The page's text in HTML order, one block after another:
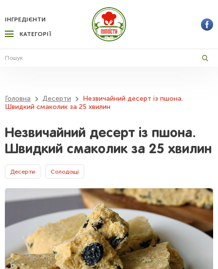
КАТЕГОРІЇ
ІНГРЕДІЄНТИ
Головна Десерти
Незвичайний десерт із пшона.
Швидкий смаколик за 25 хвилин
Незвичайний десерт із пшона.
Швидкий смаколик за 25 хвилин
Десерти Солодощі